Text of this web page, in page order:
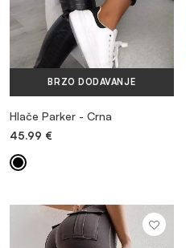
BRZO DODAVANJE
Hlače Parker - Crna
45.99 €